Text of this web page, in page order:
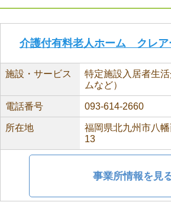
介護付有料老人ホーム クレア
施設・サービス
特定施設入居者生
ムなど）
電話番号 093-614-2660
所在地
福岡県北九州市八
13
事業所情報を見